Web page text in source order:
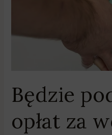
Będzie
opłat za